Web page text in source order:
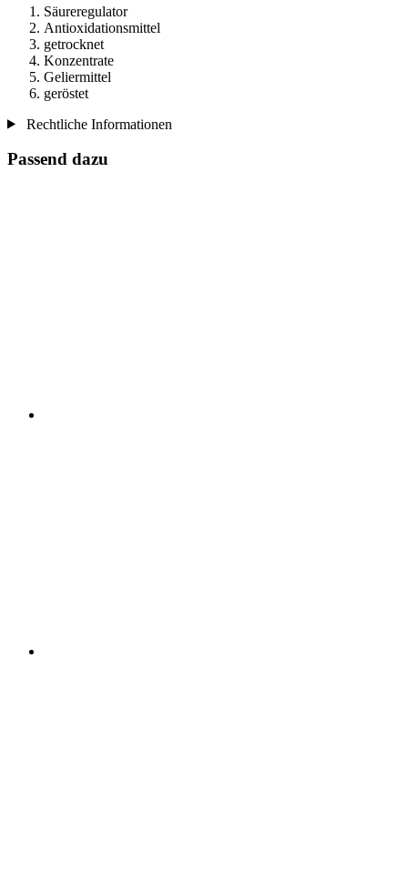
Säureregulator
Antioxidationsmittel
getrocknet
Konzentrate
Geliermittel
geröstet
Rechtliche Informationen
Passend dazu